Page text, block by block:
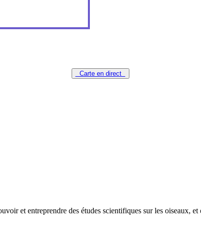
Carte en direct
et entreprendre des études scientifiques sur les oiseaux,